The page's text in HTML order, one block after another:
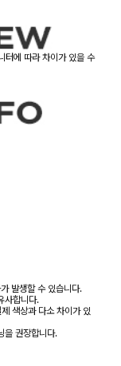
터에 따라 차이가 있을 수
발생할 수 있습니다.
사합니다.
색상과 다소 차이가 있
을 권장합니다.